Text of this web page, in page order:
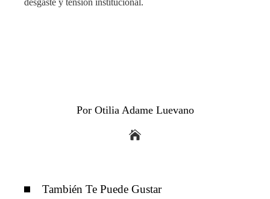
desgaste y tensión institucional.
Por Otilia Adame Luevano
También Te Puede Gustar